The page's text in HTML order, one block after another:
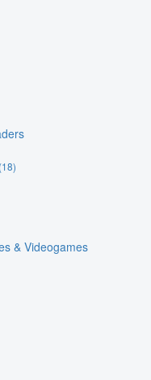
(18)
& Videogames